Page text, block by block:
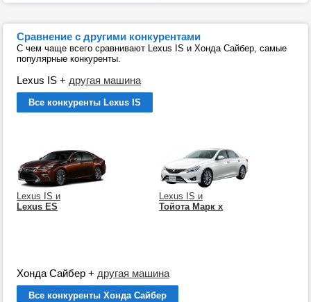
Сравнение с другими конкурентами
С чем чаще всего сравнивают Lexus IS и Хонда Сайбер, самые
популярные конкуренты.
Lexus IS + другая машина
Все конкуренты Lexus IS
Lexus IS и
Lexus ES
Lexus IS и
Тойота Марк х
Хонда Сайбер + другая машина
Все конкуренты Хонда Сайбер